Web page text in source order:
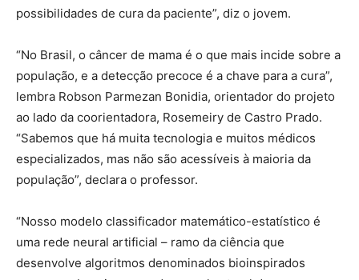
possibilidades de cura da paciente”, diz o jovem.
“No Brasil, o câncer de mama é o que mais incide sobre a
população, e a detecção precoce é a chave para a cura”,
lembra Robson Parmezan Bonidia, orientador do projeto
ao lado da coorientadora, Rosemeiry de Castro Prado.
“Sabemos que há muita tecnologia e muitos médicos
especializados, mas não são acessíveis à maioria da
população”, declara o professor.
“Nosso modelo classificador matemático-estatístico é
uma rede neural artificial – ramo da ciência que
desenvolve algoritmos denominados bioinspirados